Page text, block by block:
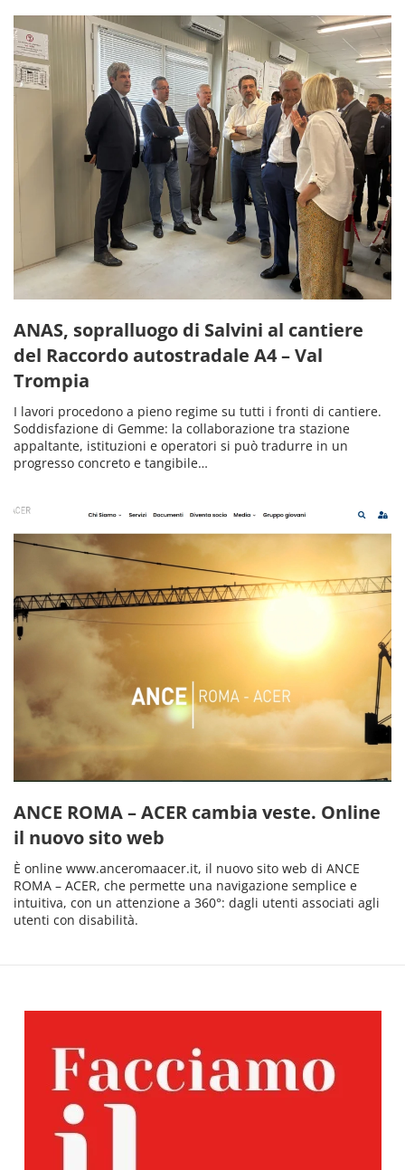
ANAS, sopralluogo di Salvini al cantiere
del Raccordo autostradale A4 – Val
Trompia
I lavori procedono a pieno regime su tutti i fronti di cantiere.
Soddisfazione di Gemme: la collaborazione tra stazione
appaltante, istituzioni e operatori si può tradurre in un
progresso concreto e tangibile…
ANCE ROMA – ACER cambia veste. Online
il nuovo sito web
È online www.anceromaacer.it, il nuovo sito web di ANCE
ROMA – ACER, che permette una navigazione semplice e
intuitiva, con un attenzione a 360°: dagli utenti associati agli
utenti con disabilità.